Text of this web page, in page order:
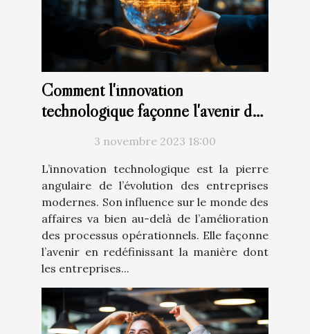
Comment l'innovation
technologique façonne l'avenir des
entreprises3 novembre 2023 18:00
L’innovation technologique est la pierre
angulaire de l’évolution des entreprises
modernes. Son influence sur le monde des
affaires va bien au-delà de l’amélioration
des processus opérationnels. Elle façonne
l’avenir en redéfinissant la manière dont
les entreprises...